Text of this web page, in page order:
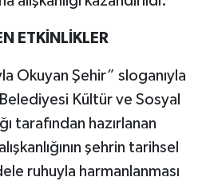
ETKİNLİKLER
Okuyan Şehir” sloganıyla
Kültür ve Sosyal
tarafından hazırlanan
şehrin tarihsel
ruhuyla harmanlanması